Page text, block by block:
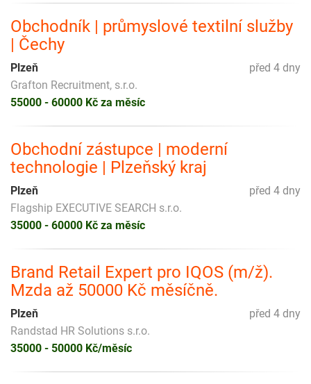
Obchodník | průmyslové textilní služby
| Čechy
před 4 dny
Plzeň
Grafton Recruitment, s.r.o.
55000 - 60000 Kč za měsíc
Obchodní zástupce | moderní
technologie | Plzeňský kraj
před 4 dny
Plzeň
Flagship EXECUTIVE SEARCH s.r.o.
35000 - 60000 Kč za měsíc
Brand Retail Expert pro IQOS (m/ž).
Mzda až 50000 Kč měsíčně.
před 4 dny
Plzeň
Randstad HR Solutions s.r.o.
35000 - 50000 Kč/měsíc